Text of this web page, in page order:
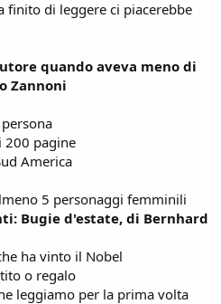
finito di leggere ci piacerebbe
quando aveva meno di
Zannoni
200 pagine
America
5 personaggi femminili
Bugie d'estate, di Bernhard
ha vinto il Nobel
o regalo
leggiamo per la prima volta